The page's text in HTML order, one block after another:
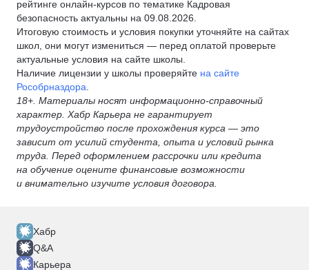
рейтинге онлайн-курсов по тематике Кадровая
безопасность актуальны на 09.08.2026.
Итоговую стоимость и условия покупки уточняйте на сайтах
школ, они могут измениться — перед оплатой проверьте
актуальные условия на сайте школы.
Наличие лицензии у школы проверяйте на сайте
Рособрназдора
18+. Материалы носят информационно-справочный
характер. Хабр Карьера не гарантирует
трудоустройство после прохождения курса — это
зависит от усилий студента, опыта и условий рынка
труда. Перед оформлением рассрочки или кредита
на обучение оцените финансовые возможности
и внимательно изучите условия договора.
Хабр
Q&A
Карьера